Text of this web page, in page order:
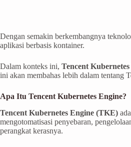
Dengan semakin berkembangnya
aplikasi berbasis kontainer.
Dalam konteks ini, Tencent
ini akan membahas lebih dalam tentang
Apa Itu Tencent Kubernetes Engine?
Tencent Kubernetes Engine (TKE)
mengotomatisasi penyebaran,
perangkat kerasnya.